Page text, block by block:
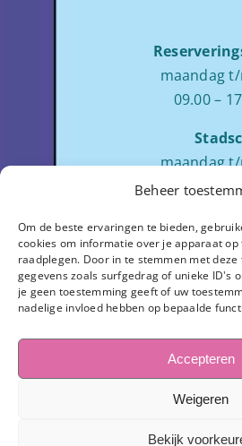
Beheer
Om de beste ervaringen te bieden,
cookies om informatie over je apparaat op
raadplegen. Door in te stemmen met
gegevens zoals surfgedrag of unieke ID's
je geen toestemming geeft of uw
nadelige invloed hebben op bepaalde
Accepteren
Weigeren
Bekijk
maandag
09.00 –
maandag
tussen 09:00
ochtend:
middag:
avond:op
3811 LM
033-